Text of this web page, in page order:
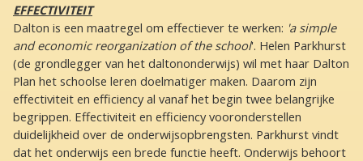
EFFECTIVITEIT
Dalton is een maatregel om effectiever te werken: 'a simple
and economic reorganization of the school'. Helen Parkhurst
(de grondlegger van het daltononderwijs) wil met haar Dalton
Plan het schoolse leren doelmatiger maken. Daarom zijn
effectiviteit en efficiency al vanaf het begin twee belangrijke
begrippen. Effectiviteit en efficiency vooronderstellen
duidelijkheid over de onderwijsopbrengsten. Parkhurst vindt
dat het onderwijs een brede functie heeft. Onderwijs behoort